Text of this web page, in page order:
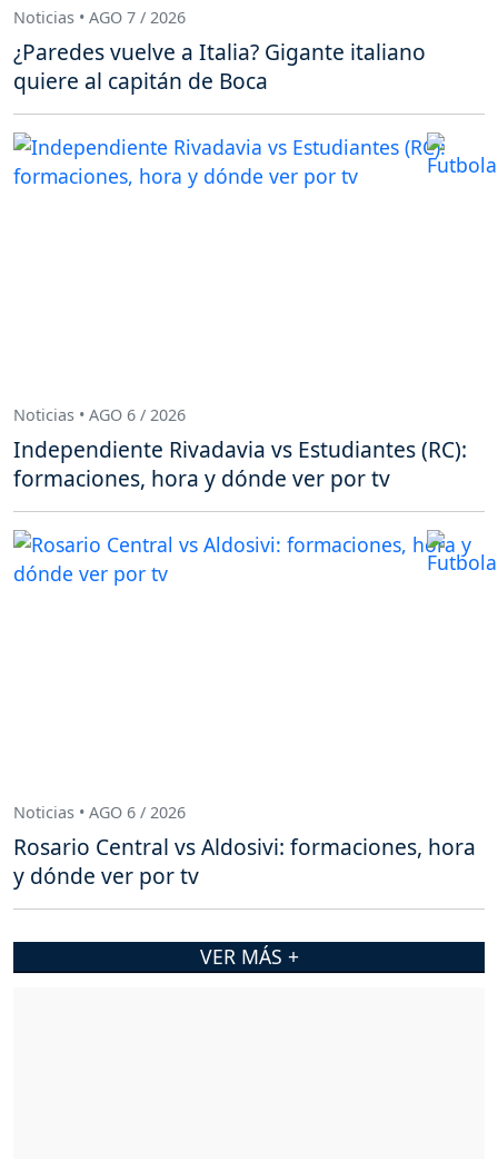
Noticias • AGO 7 / 2026
¿Paredes vuelve a Italia? Gigante italiano
quiere al capitán de Boca
Noticias • AGO 6 / 2026
Independiente Rivadavia vs Estudiantes (RC):
formaciones, hora y dónde ver por tv
Noticias • AGO 6 / 2026
Rosario Central vs Aldosivi: formaciones, hora
y dónde ver por tv
VER MÁS +